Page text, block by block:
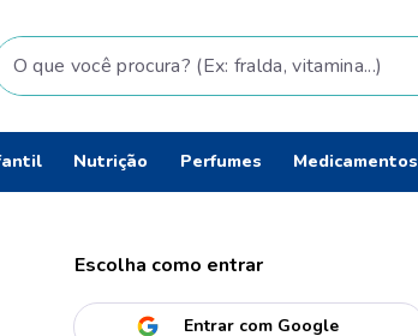
que você procura? (Ex: fralda, vitamina...)
Nutrição Perfumes Medicamentos
Entrar com Google